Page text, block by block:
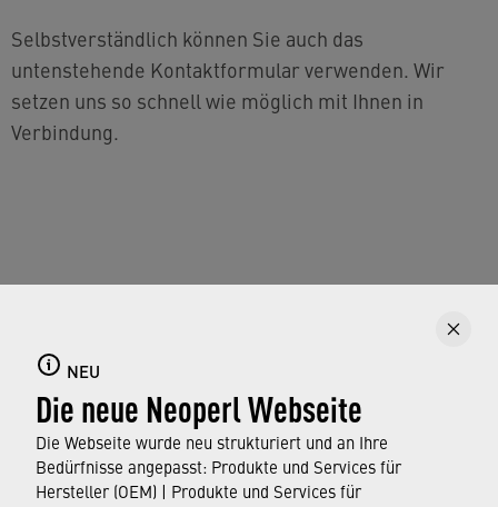
NEU
Die neue Neoperl Webseite
Die Webseite wurde neu strukturiert und an Ihre
Bedürfnisse angepasst: Produkte und Services für
Hersteller (OEM) | Produkte und Services für
Selbstverständlich können Sie auch das
untenstehende Kontaktformular verwenden. Wir
setzen uns so schnell wie möglich mit Ihnen in
Verbindung.
Um das Formular zu sehen, müssen Sie auf die
Schaltfläche Consentmanager unten klicken. Klicken
Sie dann auf „Erweiterte Einstellungen“ und setzen
Sie den Dienst „Google Recaptcha“ auf „ein“.
CONSENTMANAGER